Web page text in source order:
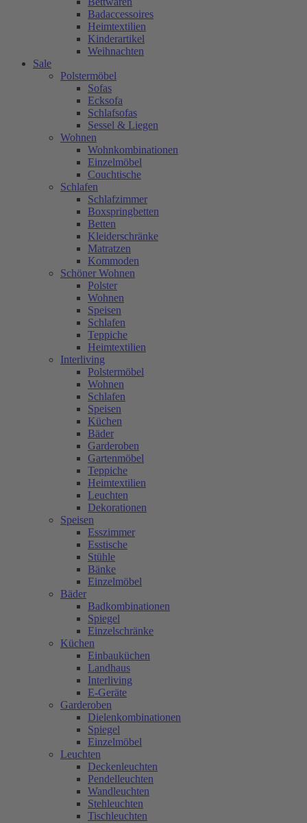
Badaccessoires
Heimtextilien
Kinderartikel
Weihnachten
Sale
Polstermöbel
Sofas
Ecksofa
Schlafsofas
Sessel & Liegen
Wohnen
Wohnkombinationen
Einzelmöbel
Couchtische
Schlafen
Schlafzimmer
Boxspringbetten
Betten
Kleiderschränke
Matratzen
Kommoden
Schöner Wohnen
Polster
Wohnen
Speisen
Schlafen
Teppiche
Heimtextilien
Interliving
Polstermöbel
Wohnen
Schlafen
Speisen
Küchen
Bäder
Garderoben
Gartenmöbel
Teppiche
Heimtextilien
Leuchten
Dekorationen
Speisen
Esszimmer
Esstische
Stühle
Bänke
Einzelmöbel
Bäder
Badkombinationen
Spiegel
Einzelschränke
Küchen
Einbauküchen
Landhaus
Interliving
E-Geräte
Garderoben
Dielenkombinationen
Spiegel
Einzelmöbel
Leuchten
Deckenleuchten
Pendelleuchten
Wandleuchten
Stehleuchten
Tischleuchten